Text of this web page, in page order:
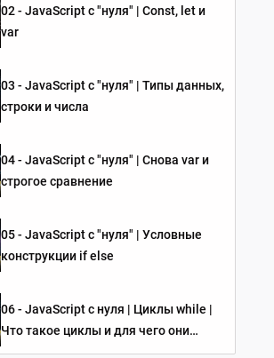
02 - JavaScript c "нуля" | Сonst, let и
var
03 - JavaScript c "нуля" | Типы данных,
строки и числа
04 - JavaScript c "нуля" | Снова var и
строгое сравнение
05 - JavaScript c "нуля" | Условные
конструкции if else
06 - JavaScript c нуля | Циклы while |
Что такое циклы и для чего они
используются?